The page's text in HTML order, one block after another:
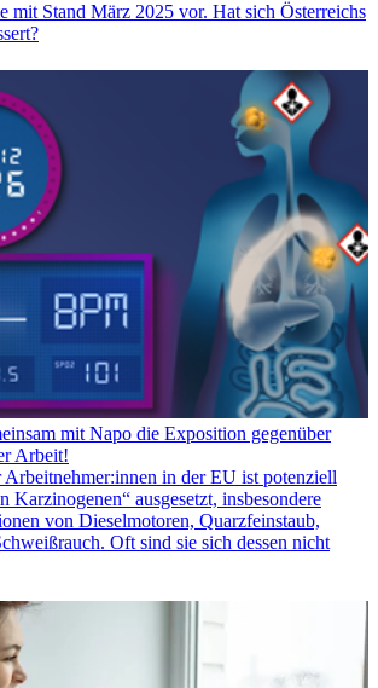
mit Stand März 2025 vor. Hat sich Österreichs
mit Napo die Exposition gegenüber
Arbeit!
in der EU ist potenziell
Karzinogenen“ ausgesetzt, insbesondere
von Dieselmotoren, Quarzfeinstaub,
Oft sind sie sich dessen nicht